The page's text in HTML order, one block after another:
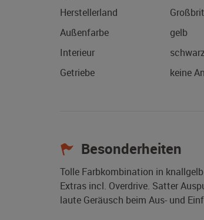
Herstellerland
Außenfarbe
gelb
Interieur
Getriebe
keine
Besonderheiten
Tolle Farbkombination in
Extras incl. Overdrive. Satter
laute Geräusch beim Aus- und